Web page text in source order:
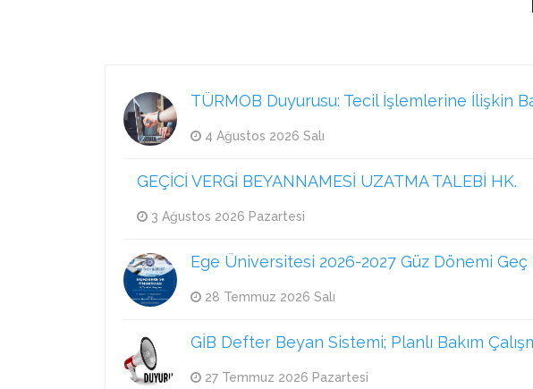
TÜRMOB Duyurusu: Tecil İşlemlerine İlişkin
4 Ağustos 2026 Salı
GEÇİCİ VERGİ BEYANNAMESİ UZATMA TALEBİ HK.
3 Ağustos 2026 Pazartesi
Ege Üniversitesi 2026-2027 Güz Dönemi
28 Temmuz 2026 Salı
GİB Defter Beyan Sistemi; Planlı Bakım
27 Temmuz 2026 Pazartesi